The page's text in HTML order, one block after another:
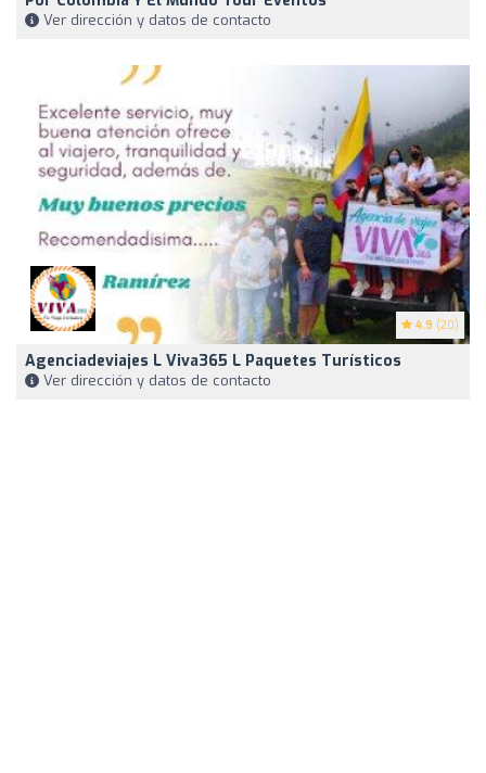
Ver dirección y datos de contacto
4.9 (20)
Agenciadeviajes L Viva365 L Paquetes Turísticos
Ver dirección y datos de contacto